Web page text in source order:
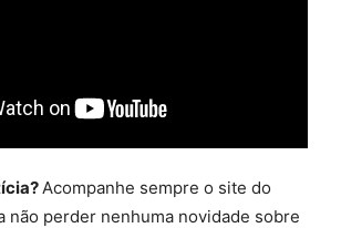
Acompanhe sempre o site do
não perder nenhuma novidade sobre